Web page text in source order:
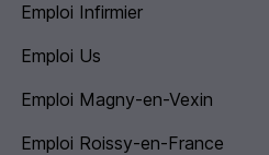
Emploi Infirmier
Emploi Us
Emploi Magny-en-Vexin
Emploi Roissy-en-France